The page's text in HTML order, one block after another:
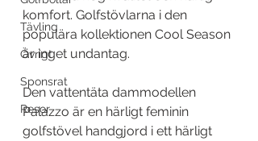
Tävling
Övrigt
Sponsrat
Resor
komfort. Golfstövlarna i den
populära kollektionen Cool Season
är inget undantag.
Den vattentäta dammodellen
Palazzo är en härligt feminin
golfstövel handgjord i ett härligt